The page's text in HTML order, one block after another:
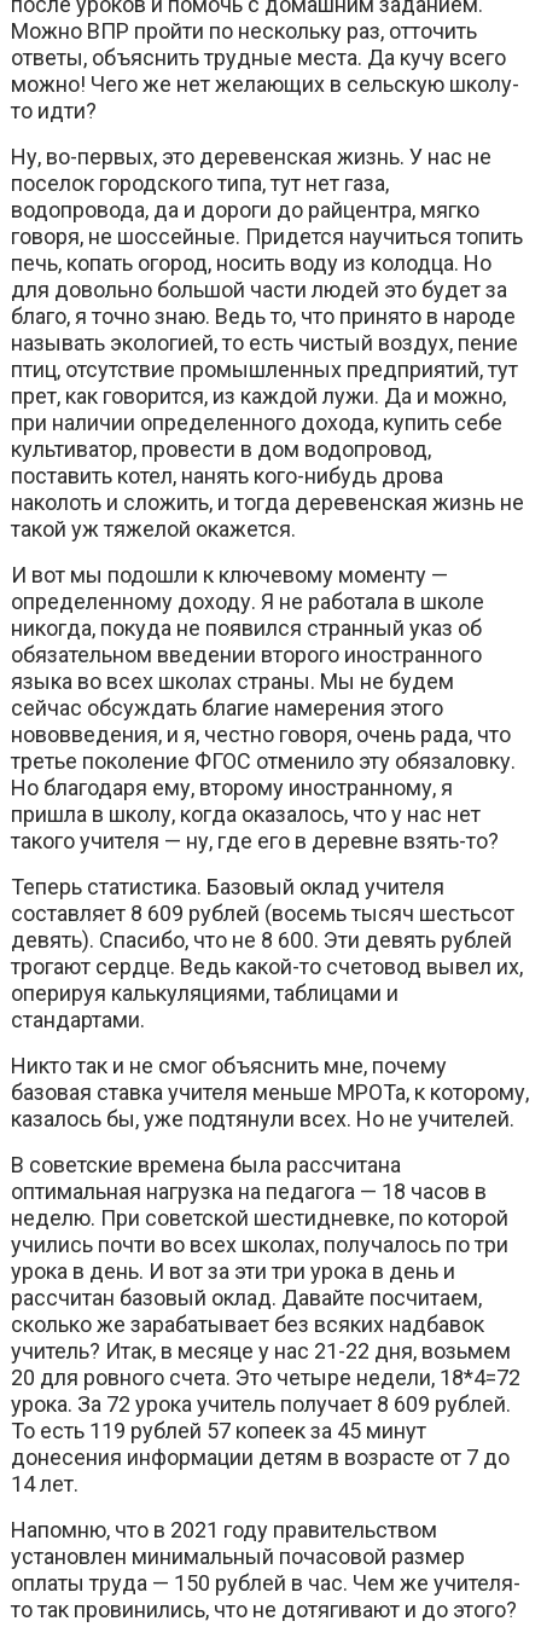
Можно ВПР пройти по нескольку раз, отточить
ответы, объяснить трудные места. Да кучу всего
можно! Чего же нет желающих в сельскую школу-
то идти?
Ну, во-первых, это деревенская жизнь. У нас не
поселок городского типа, тут нет газа,
водопровода, да и дороги до райцентра, мягко
говоря, не шоссейные. Придется научиться топить
печь, копать огород, носить воду из колодца. Но
для довольно большой части людей это будет за
благо, я точно знаю. Ведь то, что принято в народе
называть экологией, то есть чистый воздух, пение
птиц, отсутствие промышленных предприятий, тут
прет, как говорится, из каждой лужи. Да и можно,
при наличии определенного дохода, купить себе
культиватор, провести в дом водопровод,
поставить котел, нанять кого-нибудь дрова
наколоть и сложить, и тогда деревенская жизнь не
такой уж тяжелой окажется.
И вот мы подошли к ключевому моменту —
определенному доходу. Я не работала в школе
никогда, покуда не появился странный указ об
обязательном введении второго иностранного
языка во всех школах страны. Мы не будем
сейчас обсуждать благие намерения этого
нововведения, и я, честно говоря, очень рада, что
третье поколение ФГОС отменило эту обязаловку.
Но благодаря ему, второму иностранному, я
пришла в школу, когда оказалось, что у нас нет
такого учителя — ну, где его в деревне взять-то?
Теперь статистика. Базовый оклад учителя
составляет 8 609 рублей (восемь тысяч шестьсот
девять). Спасибо, что не 8 600. Эти девять рублей
трогают сердце. Ведь какой-то счетовод вывел их,
оперируя калькуляциями, таблицами и
стандартами.
Никто так и не смог объяснить мне, почему
базовая ставка учителя меньше МРОТа, к которому,
казалось бы, уже подтянули всех. Но не учителей.
В советские времена была рассчитана
оптимальная нагрузка на педагога — 18 часов в
неделю. При советской шестидневке, по которой
учились почти во всех школах, получалось по три
урока в день. И вот за эти три урока в день и
рассчитан базовый оклад. Давайте посчитаем,
сколько же зарабатывает без всяких надбавок
учитель? Итак, в месяце у нас 21-22 дня, возьмем
20 для ровного счета. Это четыре недели, 18*4=72
урока. За 72 урока учитель получает 8 609 рублей.
То есть 119 рублей 57 копеек за 45 минут
донесения информации детям в возрасте от 7 до
14 лет.
Напомню, что в 2021 году правительством
установлен минимальный почасовой размер
оплаты труда — 150 рублей в час. Чем же учителя-
то так провинились, что не дотягивают и до этого?